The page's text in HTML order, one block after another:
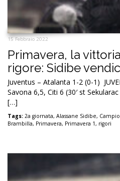
15 Febbraio 2022
Primavera, la
rigore: Sidibe
Juventus – Atalanta 1-2 (0-1)
Savona 6,5, Citi 6 (30′ st
[…]
Tags: 2a giornata, Alassane Sidibe,
Brambilla, Primavera, Primavera 1, rigori